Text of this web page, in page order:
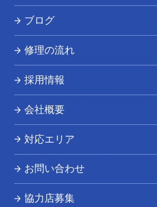
その他の水道トラブル
ブログ
修理の流れ
採用情報
会社概要
対応エリア
お問い合わせ
協力店募集